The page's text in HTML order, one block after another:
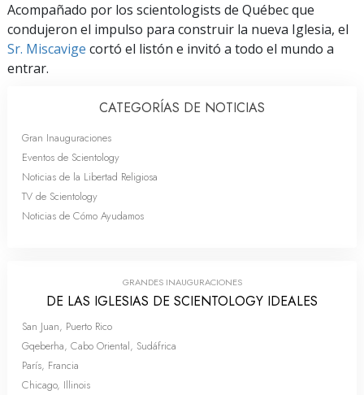
Acompañado por los scientologists de Québec que
condujeron el impulso para construir la nueva Iglesia, el
Sr. Miscavige cortó el listón e invitó a todo el mundo a
entrar.
CATEGORÍAS DE NOTICIAS
Gran Inauguraciones
Eventos de Scientology
Noticias de la Libertad Religiosa
TV de Scientology
Noticias de Cómo Ayudamos
GRANDES INAUGURACIONES
DE LAS IGLESIAS DE SCIENTOLOGY IDEALES
San Juan, Puerto Rico
Gqeberha, Cabo Oriental, Sudáfrica
París, Francia
Chicago, Illinois